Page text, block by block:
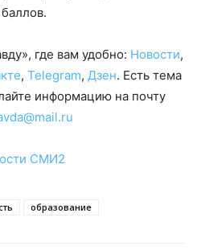
где вам удобно: Новости,
, Telegram, Дзен. Есть тема
информацию на почту
СМИ2
образование